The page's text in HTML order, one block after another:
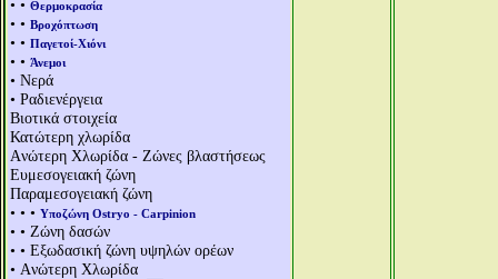
• • Θερμοκρασία
• • Βροχόπτωση
• • Παγετοί-Χιόνι
• • Άνεμοι
• Νερά
• Ραδιενέργεια
Βιοτικά στοιχεία
Κατώτερη χλωρίδα
Aνώτερη Χλωρίδα - Ζώνες βλαστήσεως
Ευμεσογειακή ζώνη
Παραμεσογειακή ζώνη
• • • Υποζώνη Ostryo - Carpinion
• • Ζώνη δασών
• • Εξωδασική ζώνη υψηλών ορέων
• Aνώτερη Χλωρίδα